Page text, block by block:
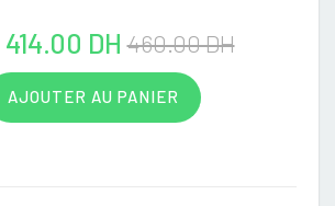
414.00 DH460.00 DH
AJOUTER AU PANIER